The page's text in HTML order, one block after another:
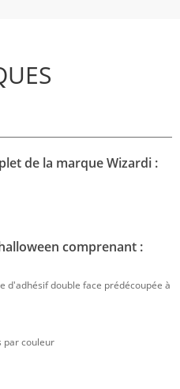
de la marque Wizardi :
comprenant :
d'adhésif double face prédécoupée à
par couleur